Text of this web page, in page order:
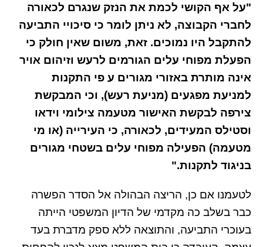
"על אף הקושי לכמת את הנזק שנגרם לכאורה
לחברי הקבוצה, לא ניתן לומר כי סיכויי התביעה
להתקבל היו נמוכים. זאת, משום שאין חולק כי
הפעלת מפוחי עלים הגורמים לרעש וזיהום אויר
אינה מותרת באזורי מגורים ע פי התקנות
למניעת מפגעים (מניעת רעש), וכי המבקשת
צירפה לבקשת האישור מטעמה צילומי וידאו
וסטילס המעידים, לכאורה, כי העירייה (או מי
מטעמה) הפעילה מפוחי עלים בשטחי מגורים
בניגוד לתקנות."
לטעמנו אם כן, הריצה הבהולה אל הסדר הפשרה
כבר בשלב כה מקדמי של הדיון המשפטי הייתה
בעוכרי התביעה, והתוצאה ללא ספק מדברת בעד